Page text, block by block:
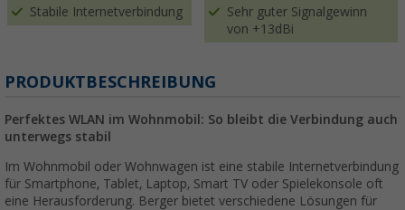
Stabile Internetverbindung
Sehr guter Signalgewinn
von +13dBi
PRODUKTBESCHREIBUNG
Perfektes WLAN im Wohnmobil: So bleibt die Verbindung auch
unterwegs stabil
Im Wohnmobil oder Wohnwagen ist eine stabile Internetverbindung
für Smartphone, Tablet, Laptop, Smart TV oder Spielekonsole oft
eine Herausforderung. Berger bietet verschiedene Lösungen für